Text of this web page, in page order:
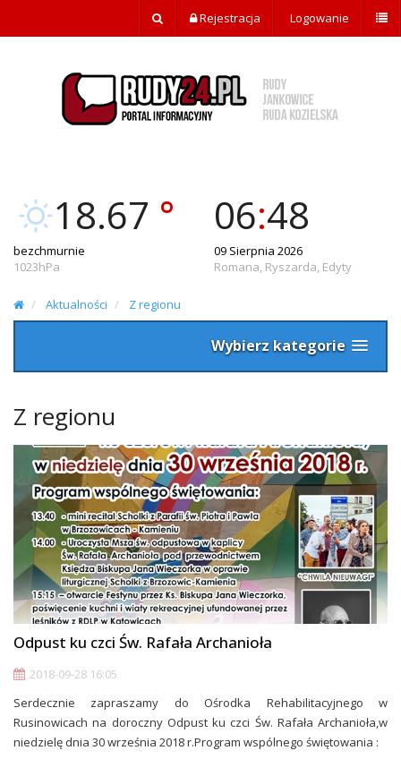
Rejestracja Logowanie
18.67 °
bezchmurnie
1023hPa
06:48
09 Sierpnia 2026
Romana, Ryszarda, Edyty
Aktualności Z regionu
Wybierz kategorie
Z regionu
Odpust ku czci Św. Rafała Archanioła
2018-09-28 16:05
Serdecznie zapraszamy do Ośrodka Rehabilitacyjnego w
Rusinowicach na doroczny Odpust ku czci Św. Rafała Archanioła,w
niedzielę dnia 30 września 2018 r.Program wspólnego świętowania :